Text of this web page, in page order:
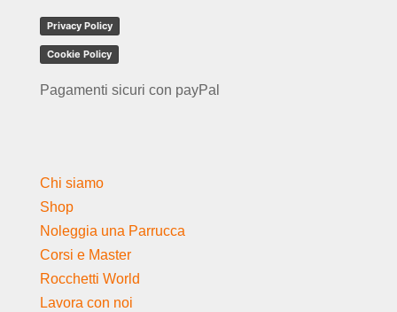
Privacy Policy
Cookie Policy
Pagamenti sicuri con payPal
Chi siamo
Shop
Noleggia una Parrucca
Corsi e Master
Rocchetti World
Lavora con noi